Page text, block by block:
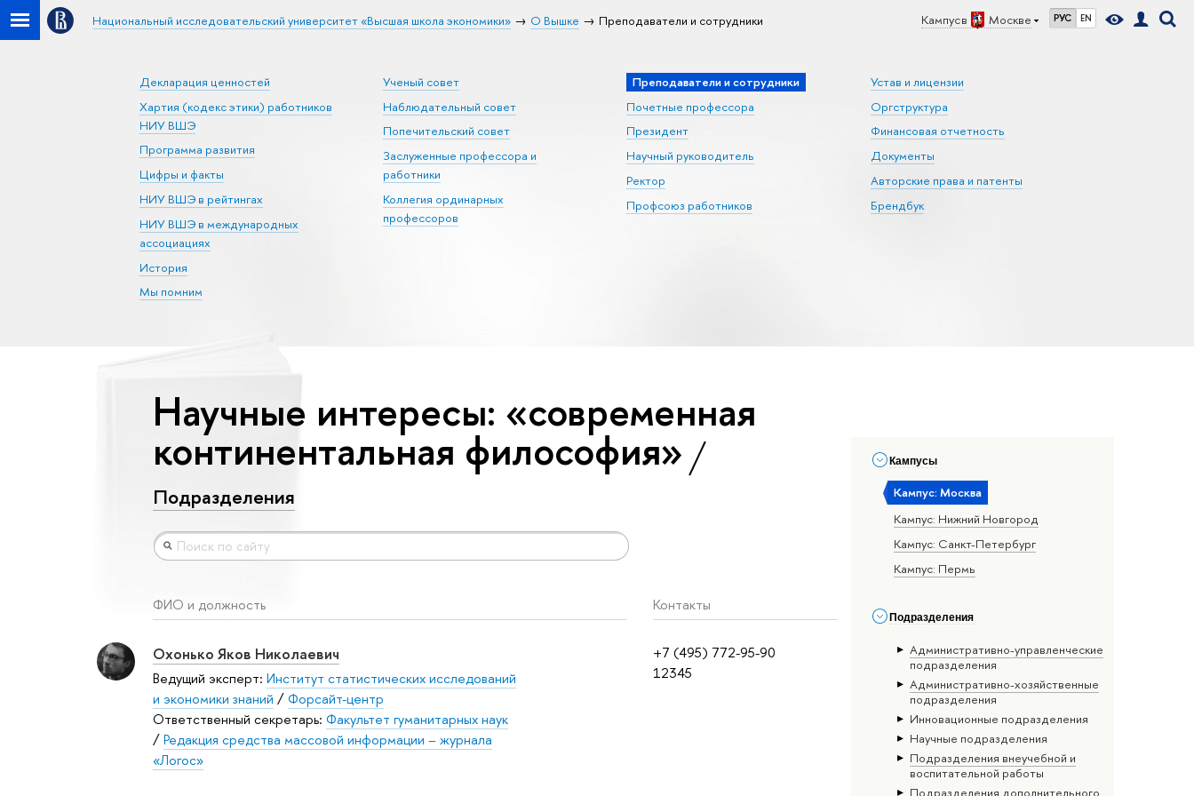
Кампус в Москве РУС EN
Национальный исследовательский университет «Высшая школа экономики» О Вышке Преподаватели и сотрудники
Декларация ценностей
Хартия (кодекс этики) работников
НИУ ВШЭ
Программа развития
Цифры и факты
НИУ ВШЭ в рейтингах
НИУ ВШЭ в международных
ассоциациях
История
Мы помним
Ученый совет
Наблюдательный совет
Попечительский совет
Заслуженные профессора и
работники
Коллегия ординарных
профессоров
Преподаватели и сотрудники
Почетные профессора
Президент
Научный руководитель
Ректор
Профсоюз работников
Устав и лицензии
Оргструктура
Финансовая отчетность
Документы
Авторские права и патенты
Брендбук
Кампусы
Кампус: Москва
Кампус: Нижний Новгород
Кампус: Санкт-Петербург
Кампус: Пермь
Подразделения
Административно-управленческие
подразделения
Административно-хозяйственные
подразделения
Инновационные подразделения
Научные подразделения
Подразделения внеучебной и
воспитательной работы
Подразделения дополнительного
Научные интересы: «современная
континентальная философия»
Подразделения
ФИО и должность Контакты
+7 (495) 772-95-90
12345
Охонько Яков Николаевич
Ведущий эксперт: Институт статистических исследований
и экономики знаний /Форсайт-центр
Ответственный секретарь: Факультет гуманитарных наук
/Редакция средства массовой информации – журнала
«Логос»